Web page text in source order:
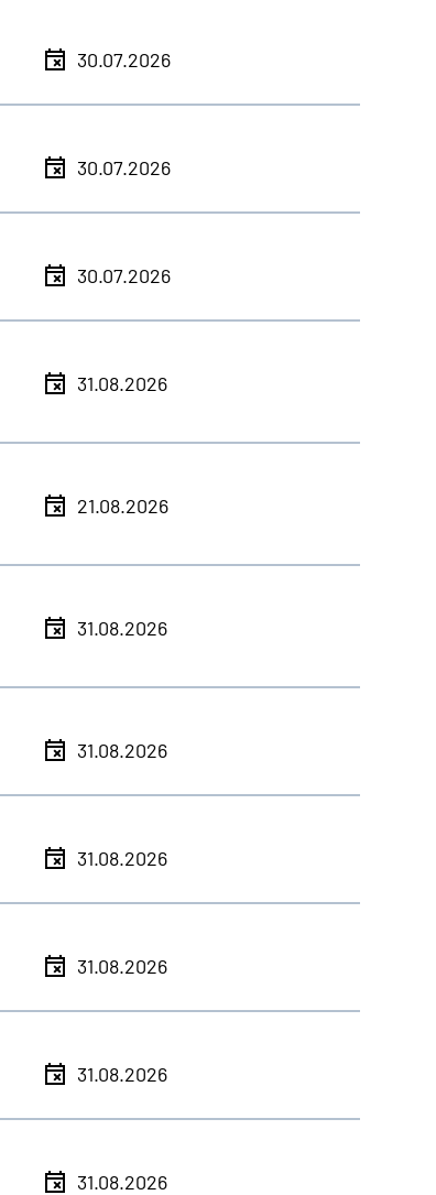
30.07.2026
30.07.2026
30.07.2026
31.08.2026
21.08.2026
31.08.2026
31.08.2026
31.08.2026
31.08.2026
31.08.2026
31.08.2026